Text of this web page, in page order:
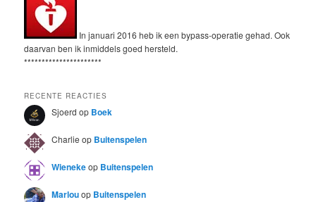
In januari 2016 heb ik een bypass-operatie gehad. Ook
daarvan ben ik inmiddels goed hersteld.
**********************
RECENTE REACTIES
Sjoerd op Boek
Charlie op Buitenspelen
Wienekeop Buitenspelen
Marlouop Buitenspelen